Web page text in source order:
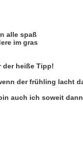
alle spaß
im gras
der heiße Tipp!
der frühling lacht
auch ich soweit